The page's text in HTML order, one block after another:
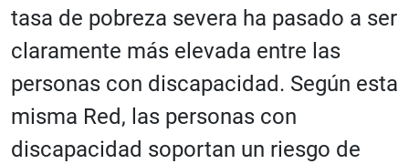
tasa de pobreza severa ha pasado a ser
claramente más elevada entre las
personas con discapacidad. Según esta
misma Red, las personas con
discapacidad soportan un riesgo de